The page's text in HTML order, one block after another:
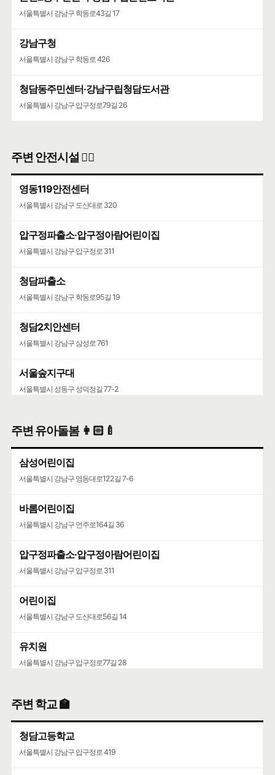
서울특별시 강남구 학동로43길 17
강남구청
서울특별시 강남구 학동로 426
청담동주민센터·강남구립청담도서관
서울특별시 강남구 압구정로79길 26
주변 안전시설 👮‍♀️
영동119안전센터
서울특별시 강남구 도산대로 320
압구정파출소·압구정아람어린이집
서울특별시 강남구 압구정로 311
청담파출소
서울특별시 강남구 학동로95길 19
청담2치안센터
서울특별시 강남구 삼성로 761
서울숲지구대
서울특별시 성동구 성덕정길 77-2
서울특별시 성동구 뚝섬로 452
주변 유아돌봄 👩🏻‍🍼
삼성어린이집
서울특별시 강남구 영동대로122길 7-6
바롬어린이집
서울특별시 강남구 언주로164길 36
압구정파출소·압구정아람어린이집
서울특별시 강남구 압구정로 311
어린이집
서울특별시 강남구 도산대로56길 14
유치원
서울특별시 강남구 압구정로77길 28
서울특별시 성동구 둘레13길 15
주변 학교 🏫
청담고등학교
서울특별시 강남구 압구정로 419